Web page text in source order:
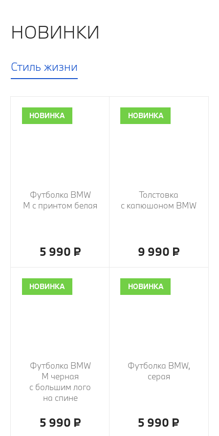
НОВИНКИ
Стиль жизни
НОВИНКА
Футболка BMW
M с принтом белая
5 990 ₽
НОВИНКА
Толстовка
с капюшоном BMW
9 990 ₽
НОВИНКА
Футболка BMW
M черная
с большим лого
на спине
5 990 ₽
НОВИНКА
Футболка BMW,
серая
5 990 ₽